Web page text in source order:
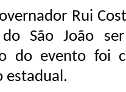
Rui
do São João
do evento foi
estadual.